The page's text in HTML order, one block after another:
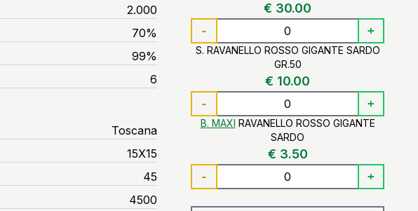
2.000
70%
99%
6
Toscana
15X15
45
4500
€ 30.00
- +
S. RAVANELLO ROSSO GIGANTE SARDO
GR.50
€ 10.00
- +
B. MAXI RAVANELLO ROSSO GIGANTE
SARDO
€ 3.50
- +